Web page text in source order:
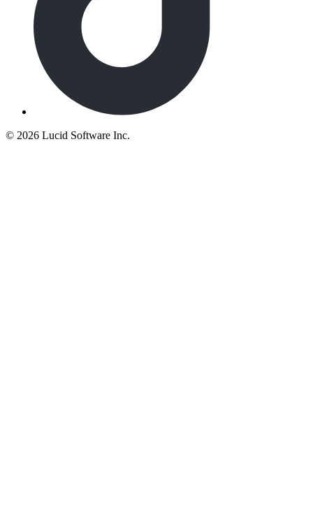
© 2026 Lucid Software Inc.